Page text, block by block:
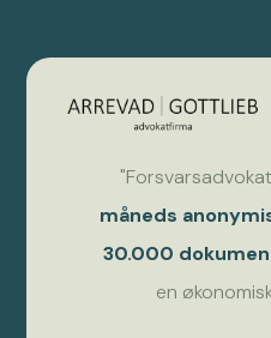
måneds
30.000
en